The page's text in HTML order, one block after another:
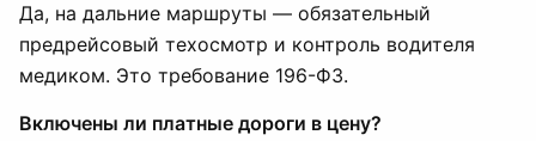
Да, на дальние маршруты — обязательный
предрейсовый техосмотр и контроль водителя
медиком. Это требование 196-ФЗ.
Включены ли платные дороги в цену?